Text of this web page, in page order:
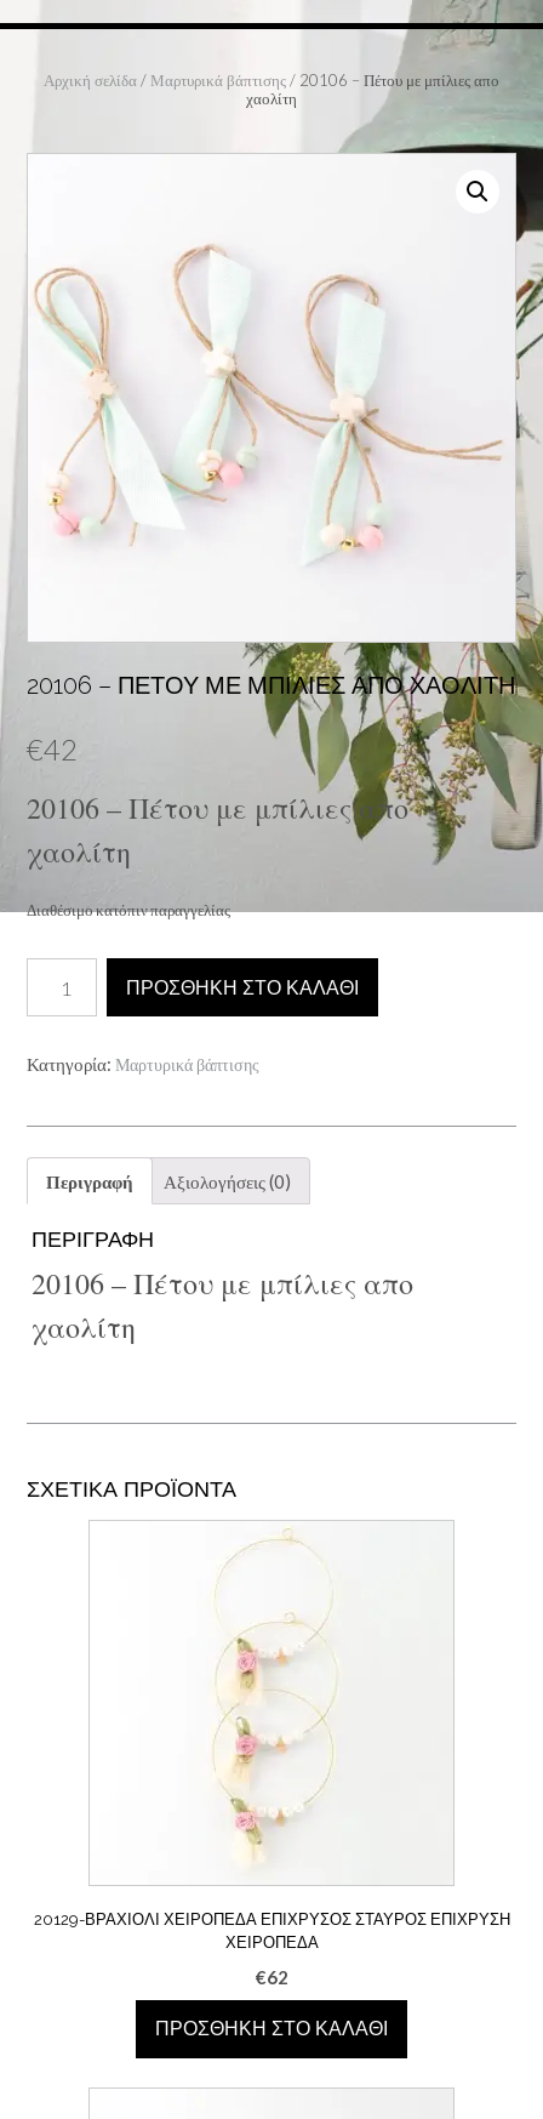
Αρχική σελίδα/ Μαρτυρικά βάπτισης/ 20106 – Πέτου με μπίλιες απο
χαολίτη
20106 – ΠΈΤΟΥ ΜΕ ΜΠΊΛΙΕΣ ΑΠΟ ΧΑΟΛΊΤΗ
€42
20106 – Πέτου με μπίλιες απο
χαολίτη
Διαθέσιμο κατόπιν παραγγελίας
Πέτου
μπίλιες
χαολίτη
ΠΡΟΣΘΉΚΗ ΣΤΟ ΚΑΛΆΘΙ
Κατηγορία: Μαρτυρικά βάπτισης
Περιγραφή Αξιολογήσεις (0)
ΠΕΡΙΓΡΑΦΉ
20106 – Πέτου με μπίλιες απο
χαολίτη
ΣΧΕΤΙΚΆ ΠΡΟΪΌΝΤΑ
20129-ΒΡΑΧΙΟΛΙ ΧΕΙΡΟΠΈΔΑ ΕΠΊΧΡΥΣΟΣ ΣΤΑΥΡΌΣ ΕΠΊΧΡΥΣΗ
ΧΕΙΡΟΠΈΔΑ
€62
ΠΡΟΣΘΉΚΗ ΣΤΟ ΚΑΛΆΘΙ